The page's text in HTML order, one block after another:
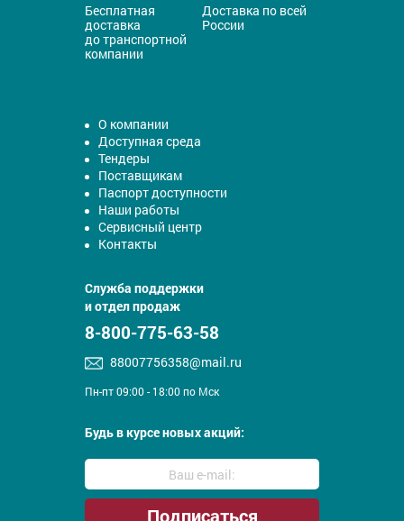
Бесплатная
доставка
до транспортной
компании
Доставка по всей
России
О компании
Доступная среда
Тендеры
Поставщикам
Паспорт доступности
Наши работы
Сервисный центр
Контакты
Служба поддержки
и отдел продаж
8-800-775-63-58
88007756358@mail.ru
Пн-пт 09:00 - 18:00 по Мск
Будь в курсе новых акций: